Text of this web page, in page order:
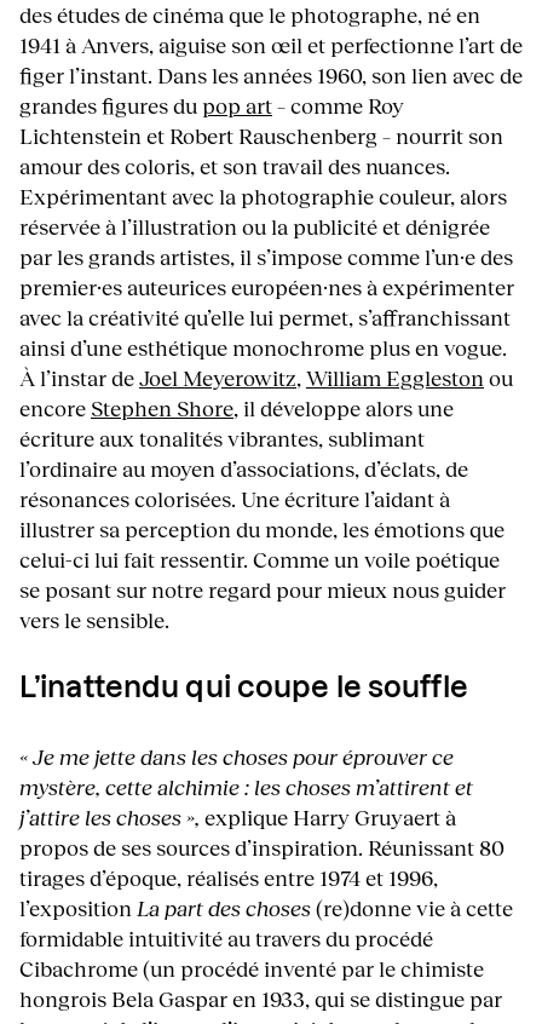
des études de cinéma que le photographe, né en
1941 à Anvers, aiguise son œil et perfectionne l’art de
figer l’instant. Dans les années 1960, son lien avec de
grandes figures dupop art– comme Roy
Lichtenstein et Robert Rauschenberg – nourrit son
amour des coloris, et son travail des nuances.
Expérimentant avec la photographie couleur, alors
réservée à l’illustration ou la publicité et dénigrée
par les grands artistes, il s’impose comme l’un·e des
premier·es auteurices européen·nes à expérimenter
avec la créativité qu’elle lui permet, s’affranchissant
ainsi d’une esthétique monochrome plus en vogue.
À l’instar deJoel Meyerowitz,William Eggleston ou
encore Stephen Shore, il développe alors une
écriture aux tonalités vibrantes, sublimant
l’ordinaire au moyen d’associations, d’éclats, de
résonances colorisées. Une écriture l’aidant à
illustrer sa perception du monde, les émotions que
celui-ci lui fait ressentir. Comme un voile poétique
se posant sur notre regard pour mieux nous guider
vers le sensible.
L’inattendu qui coupe le souffle
« Je me jette dans les choses pour éprouver ce
mystère, cette alchimie : les choses m’attirent et
j’attire les choses », explique Harry Gruyaert à
propos de ses sources d’inspiration. Réunissant 80
tirages d’époque, réalisés entre 1974 et 1996,
l’exposition La part des choses(re)donne vie à cette
formidable intuitivité au travers du procédé
Cibachrome (un procédé inventé par le chimiste
hongrois Bela Gaspar en 1933, qui se distingue par